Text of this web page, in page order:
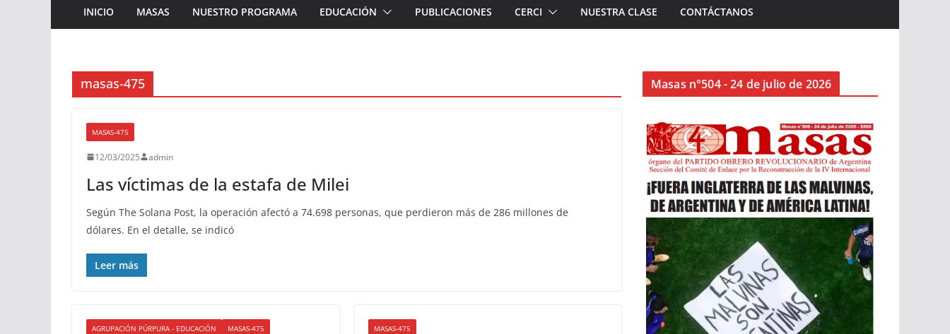
INICIO MASAS NUESTRO PROGRAMA EDUCACIÓN PUBLICACIONES CERCI NUESTRA CLASE CONTÁCTANOS
masas-475
MASAS-475
12/03/2025 admin
Las víctimas de la estafa de Milei
Según The Solana Post, la operación afectó a 74.698 personas, que perdieron más de 286 millones de
dólares. En el detalle, se indicó
Leer más
AGRUPACIÓN PÚRPURA - EDUCACIÓN MASAS-475 MASAS-475
Masas n°504 - 24 de julio de 2026